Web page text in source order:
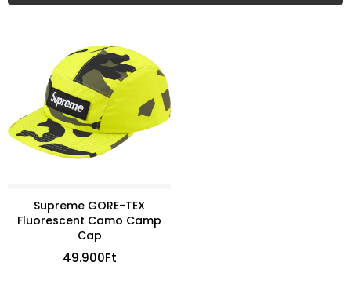
Supreme GORE-TEX
Fluorescent Camo Camp
Cap
49.900Ft